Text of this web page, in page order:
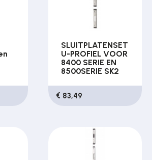
SLUITPLATENSET
U-PROFIEL VOOR
8400 SERIE EN
8500SERIE SK2
€ 83,49